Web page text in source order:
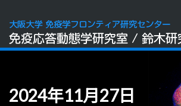
2024年11月27日